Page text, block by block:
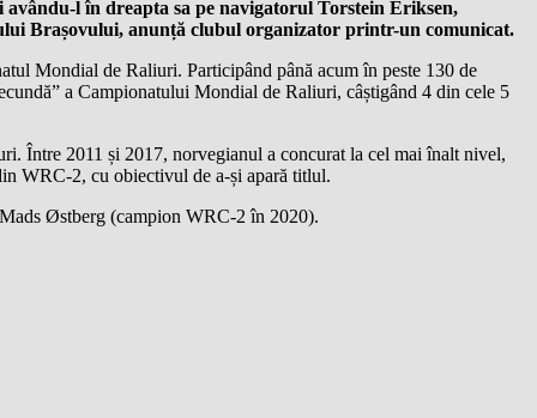
l în dreapta sa pe navigatorul Torstein Eriksen,
Brașovului, anunță clubul organizator printr-un comunicat.
Mondial de Raliuri. Participând până acum în peste 130 de
a Campionatului Mondial de Raliuri, câștigând 4 din cele 5
Între 2011 și 2017, norvegianul a concurat la cel mai înalt nivel,
WRC-2, cu obiectivul de a-și apară titlul.
Østberg (campion WRC-2 în 2020).